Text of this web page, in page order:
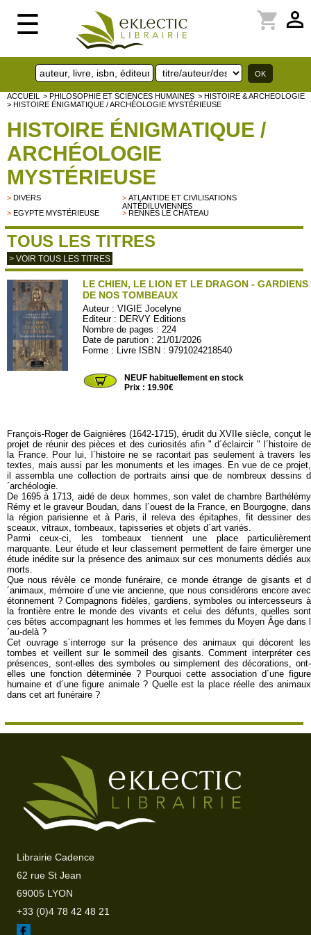
☰ perm_identity
shopping_cart
ACCUEIL > PHILOSOPHIE ET SCIENCES HUMAINES > HISTOIRE & ARCHEOLOGIE
> HISTOIRE ÉNIGMATIQUE / ARCHÉOLOGIE MYSTÉRIEUSE
HISTOIRE ÉNIGMATIQUE /
ARCHÉOLOGIE
MYSTÉRIEUSE
> DIVERS >ATLANTIDE ET CIVILISATIONS
ANTÉDILUVIENNES
> EGYPTE MYSTÉRIEUSE >RENNES LE CHÂTEAU
TOUS LES TITRES
> VOIR TOUS LES TITRES
LE CHIEN, LE LION ET LE DRAGON - GARDIENS
DE NOS TOMBEAUX
Auteur :VIGIE Jocelyne
Editeur : DERVY Editions
Nombre de pages : 224
Date de parution : 21/01/2026
Forme : Livre ISBN : 9791024218540
NEUF habituellement en stock
Prix : 19.90€
François-Roger de Gaignières (1642-1715), érudit du XVIIe siècle, conçut le
projet de réunir des pièces et des curiosités afin " d´éclaircir " l´histoire de
la France. Pour lui, l´histoire ne se racontait pas seulement à travers les
textes, mais aussi par les monuments et les images. En vue de ce projet,
il assembla une collection de portraits ainsi que de nombreux dessins d
´archéologie.
De 1695 à 1713, aidé de deux hommes, son valet de chambre Barthélémy
Rémy et le graveur Boudan, dans l´ouest de la France, en Bourgogne, dans
la région parisienne et à Paris, il releva des épitaphes, fit dessiner des
sceaux, vitraux, tombeaux, tapisseries et objets d´art variés.
Parmi ceux-ci, les tombeaux tiennent une place particulièrement
marquante. Leur étude et leur classement permettent de faire émerger une
étude inédite sur la présence des animaux sur ces monuments dédiés aux
morts.
Que nous révèle ce monde funéraire, ce monde étrange de gisants et d
´animaux, mémoire d´une vie ancienne, que nous considérons encore avec
étonnement ? Compagnons fidèles, gardiens, symboles ou intercesseurs à
la frontière entre le monde des vivants et celui des défunts, quelles sont
ces bêtes accompagnant les hommes et les femmes du Moyen Âge dans l
´au-delà ?
Cet ouvrage s´interroge sur la présence des animaux qui décorent les
tombes et veillent sur le sommeil des gisants. Comment interpréter ces
présences, sont-elles des symboles ou simplement des décorations, ont-
elles une fonction déterminée ? Pourquoi cette association d´une figure
humaine et d´une figure animale ? Quelle est la place réelle des animaux
dans cet art funéraire ?
Librairie Cadence
62 rue St Jean
69005 LYON
+33 (0)4 78 42 48 21